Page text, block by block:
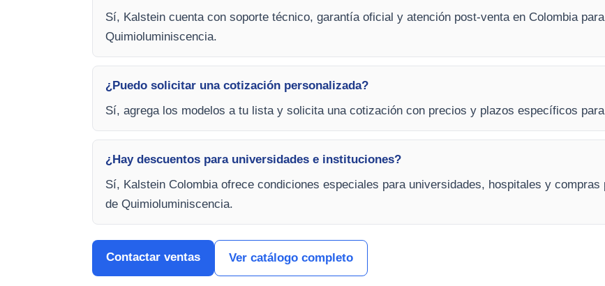
Sí, Kalstein cuenta con soporte técnico, garantía oficial y atención post-venta en Colombia
Quimioluminiscencia.
¿Puedo solicitar una cotización personalizada?
Sí, agrega los modelos a tu lista y solicita una cotización con precios y plazos específicos
¿Hay descuentos para universidades e instituciones?
Sí, Kalstein Colombia ofrece condiciones especiales para universidades, hospitales y
de Quimioluminiscencia.
Contactar ventas Ver catálogo completo